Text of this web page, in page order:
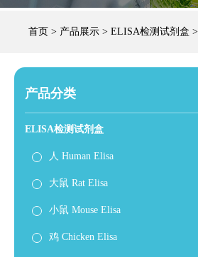
首页 > 产品展示 > ELISA检测试剂盒 >
产品分类
ELISA检测试剂盒
人 Human Elisa
大鼠 Rat Elisa
小鼠 Mouse Elisa
鸡 Chicken Elisa